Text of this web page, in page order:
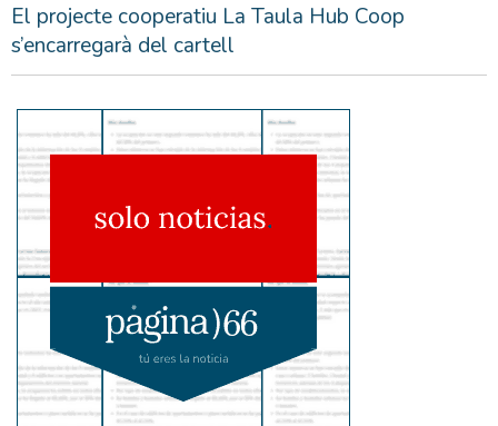
El projecte cooperatiu La Taula Hub Coop
s’encarregarà del cartell